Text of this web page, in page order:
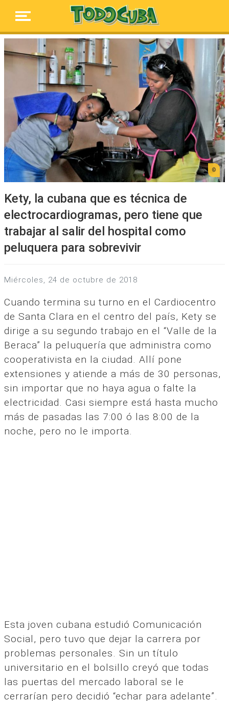
Kety, la cubana que es técnica de
electrocardiogramas, pero tiene que
trabajar al salir del hospital como
peluquera para sobrevivir
miércoles, 24 de octubre de 2018
Cuando termina su turno en el Cardiocentro
de Santa Clara en el centro del país, Kety se
dirige a su segundo trabajo en el “Valle de la
Beraca” la peluquería que administra como
cooperativista en la ciudad. Allí pone
extensiones y atiende a más de 30 personas,
sin importar que no haya agua o falte la
electricidad. Casi siempre está hasta mucho
más de pasadas las 7:00 ó las 8:00 de la
noche, pero no le importa.
Esta joven cubana estudió Comunicación
Social, pero tuvo que dejar la carrera por
problemas personales. Sin un título
universitario en el bolsillo creyó que todas
las puertas del mercado laboral se le
cerrarían pero decidió “echar para adelante”.